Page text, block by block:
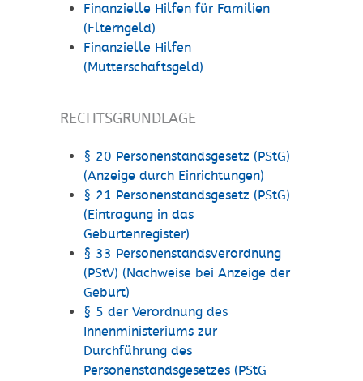
Finanzielle Hilfen für Familien
(Elterngeld)
Finanzielle Hilfen
(Mutterschaftsgeld)
RECHTSGRUNDLAGE
§ 20 Personenstandsgesetz (PStG)
(Anzeige durch Einrichtungen)
§ 21 Personenstandsgesetz (PStG)
(Eintragung in das
Geburtenregister)
§ 33 Personenstandsverordnung
(PStV) (Nachweise bei Anzeige der
Geburt)
§ 5 der Verordnung des
Innenministeriums zur
Durchführung des
Personenstandsgesetzes (PStG-